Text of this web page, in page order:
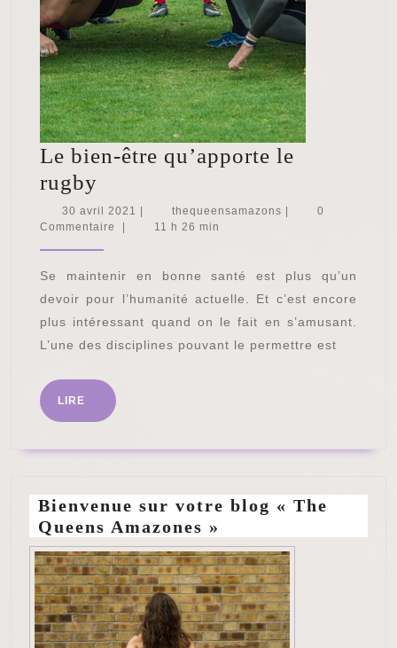
Le bien-être qu’apporte le
rugby
bien-
être
le
rugby
30 avril 2021 30
avril
thequeensamazons thequeensamazons
0
Commentaire
11 h 26 min
Se maintenir en bonne santé est plus qu’un
devoir pour l’humanité actuelle. Et c’est encore
plus intéressant quand on le fait en s’amusant.
L’une des disciplines pouvant le permettre est
LIRE LIRE
Bienvenue sur votre blog « The
Queens Amazones »